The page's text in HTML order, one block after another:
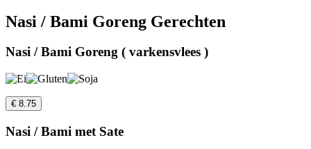
Nasi / Bami Goreng Gerechten
Nasi / Bami Goreng ( varkensvlees )
€ 8.75
Nasi / Bami met Sate